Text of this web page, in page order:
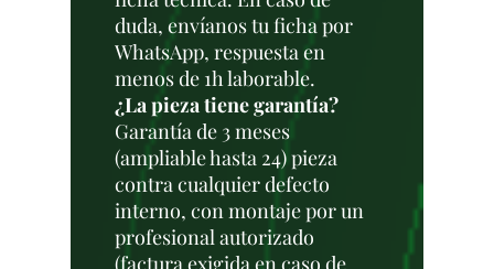
duda, envíanos tu ficha por
WhatsApp, respuesta en
menos de 1h laborable.
¿La pieza tiene garantía?
Garantía de 3 meses
(ampliable hasta 24) pieza
contra cualquier defecto
interno, con montaje por un
profesional autorizado
(factura exigida en caso de